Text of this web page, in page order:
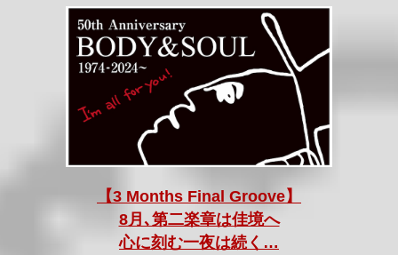
【3 Months Final Groove】
8月､第二楽章は佳境へ
心に刻む一夜は続く…